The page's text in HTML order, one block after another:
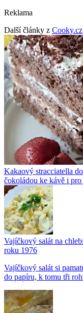
Reklama
Další články z Cooky.cz
Kakaový stracciatella
čokoládou ke kávě i
Vajíčkový salát na
roku 1976
Vajíčkový salát si
do papíru, k tomu tři